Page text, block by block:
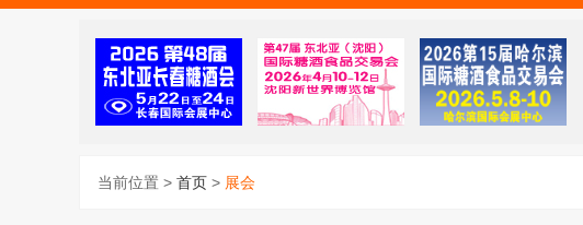
当前位置 > 首页 > 展会